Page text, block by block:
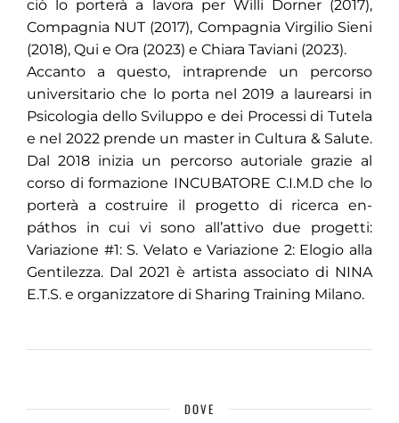
ciò lo porterà a lavora per Willi Dorner (2017),
Compagnia NUT (2017), Compagnia Virgilio Sieni
(2018), Qui e Ora (2023) e Chiara Taviani (2023).
Accanto a questo, intraprende un percorso
universitario che lo porta nel 2019 a laurearsi in
Psicologia dello Sviluppo e dei Processi di Tutela
e nel 2022 prende un master in Cultura & Salute.
Dal 2018 inizia un percorso autoriale grazie al
corso di formazione INCUBATORE C.I.M.D che lo
porterà a costruire il progetto di ricerca en-
páthos in cui vi sono all’attivo due progetti:
Variazione #1: S. Velato e Variazione 2: Elogio alla
Gentilezza. Dal 2021 è artista associato di NINA
E.T.S. e organizzatore di Sharing Training Milano.
DOVE